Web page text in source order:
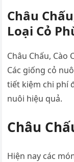
Châu
Loại Cỏ
Châu Chấu, Cào
Các giống cỏ
tiết kiệm chi phí
nuôi hiệu quả.
Châu
Hiện nay các